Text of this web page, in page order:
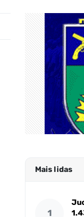
Mais lidas
1